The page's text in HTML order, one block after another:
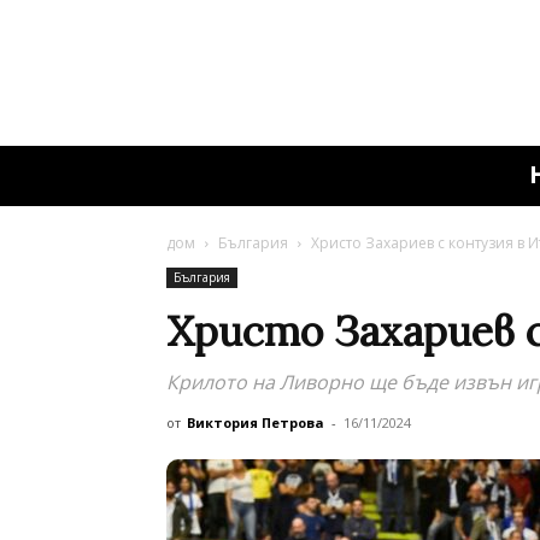
дом България Христо Захариев с контузия в
България
Христо Захариев
Крилото на Ливорно ще бъде извън
от Виктория Петрова - 16/11/2024